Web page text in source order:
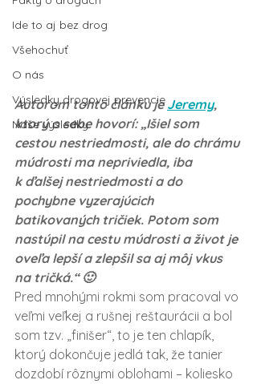
Ide to aj bez drog
Všehochuť
O nás
Výsledky drogovej prevencie
Naše výsledky
Autorom tohto článku je Jeremy,
ktorý o sebe hovorí: „Išiel som
cestou nestriedmosti, ale do chrámu
múdrosti ma nepriviedla, iba
k ďalšej nestriedmosti a do
pochybne vyzerajúcich
batikovaných tričiek. Potom som
nastúpil na cestu múdrosti a život je
oveľa lepší a zlepšil sa aj môj vkus
na tričká.“ 🙂
Pred mnohými rokmi som pracoval vo
veľmi veľkej a rušnej reštaurácii a bol
som tzv. „finišer“, to je ten chlapík,
ktorý dokončuje jedlá tak, že tanier
dozdobí rôznymi oblohami – koliesko